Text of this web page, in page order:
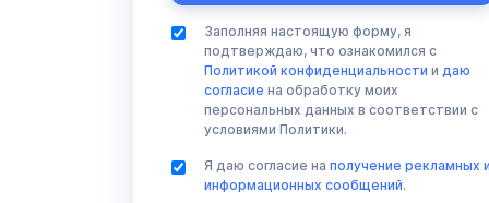
Заполняя настоящую форму, я
подтверждаю, что ознакомился с
Политикой конфиденциальности и даю
согласие на обработку моих
персональных данных в соответствии с
условиями Политики.
Я даю согласие на получение рекламных
информационных сообщений.